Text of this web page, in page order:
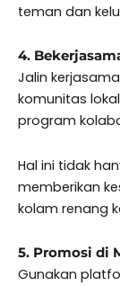
teman dan
4.
Jalin
komunitas
program
Hal ini tidak
memberikan
kolam renang
5. Promosi di
Gunakan